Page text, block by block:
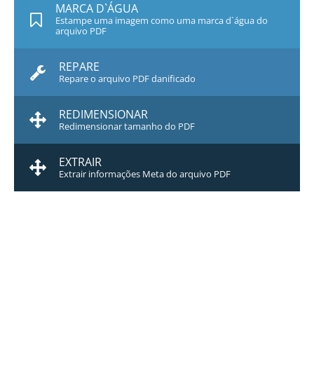
MARCA D`ÁGUA
Estampe uma imagem como uma marca d`água do
arquivo PDF
REPARE
Repare o arquivo PDF danificado
REDIMENSIONAR
Redimensionar tamanho do PDF
EXTRAIR
Extrair informações Meta do arquivo PDF